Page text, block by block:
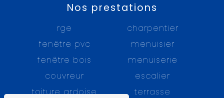
Nos prestations
rge
fenêtre pvc
fenêtre bois
couvreur
toiture ardoise
charpentier
menuisier
menuiserie
escalier
terrasse